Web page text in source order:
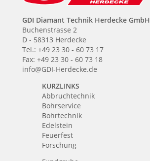
GDI Diamant Technik Herdecke GmbH
Buchenstrasse 2
D - 58313 Herdecke
Tel.: +49 23 30 - 60 73 17
Fax: +49 23 30 - 60 73 18
info@GDI-Herdecke.de
KURZLINKS
Abbruchtechnik
Bohrservice
Bohrtechnik
Edelstein
Feuerfest
Forschung